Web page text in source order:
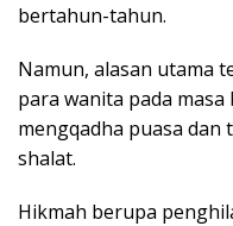
bertahun-tahun.
Namun, alasan utama
para wanita pada
mengqadha puasa
shalat.
Hikmah berupa